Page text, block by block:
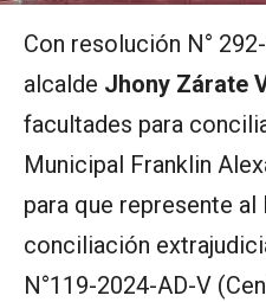
Con resolución N°
alcalde Jhony Zárate
facultades para
Municipal Franklin
para que represente
conciliación
N°119-2024-AD-V